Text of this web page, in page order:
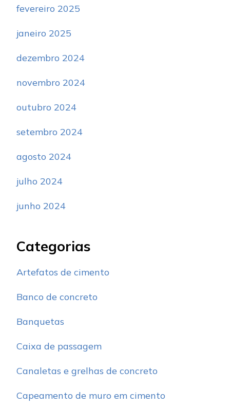
fevereiro 2025
janeiro 2025
dezembro 2024
novembro 2024
outubro 2024
setembro 2024
agosto 2024
julho 2024
junho 2024
Categorias
Artefatos de cimento
Banco de concreto
Banquetas
Caixa de passagem
Canaletas e grelhas de concreto
Capeamento de muro em cimento